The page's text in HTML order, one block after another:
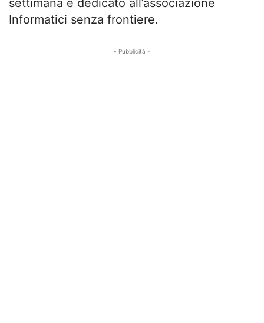
settimana è dedicato all’associazione
Informatici senza frontiere.
- Pubblicità -